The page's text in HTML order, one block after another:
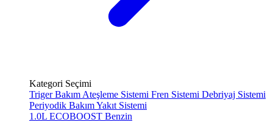
Kategori Seçimi
Triger Bakım Ateşleme Sistemi Fren Sistemi Debriyaj Sistemi
Periyodik BakımYakıt Sistemi
1.0L ECOBOOST Benzin